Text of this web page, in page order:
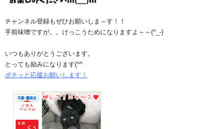
チャンネル登録もぜひお願いしま～す！！
手前味噌ですが。。けっこうためになりますよ～～(^_-)
いつもありがとうございます。
とっても励みになります(^^ゞ
ポチッと応援お願いします！